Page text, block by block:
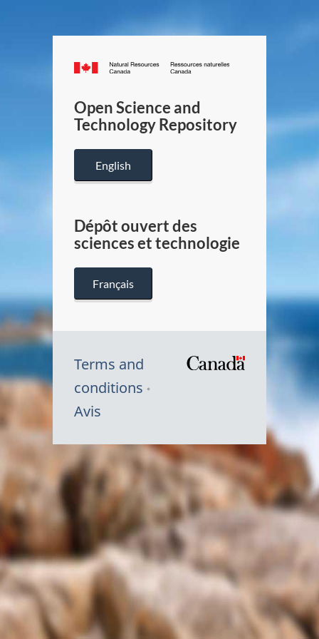
Canada.ca
/
Canada
Open Science and
Technology Repository
English
Dépôt ouvert des
sciences et technologie
Français
Terms and
conditions
Avis
Symbole
du
Canada